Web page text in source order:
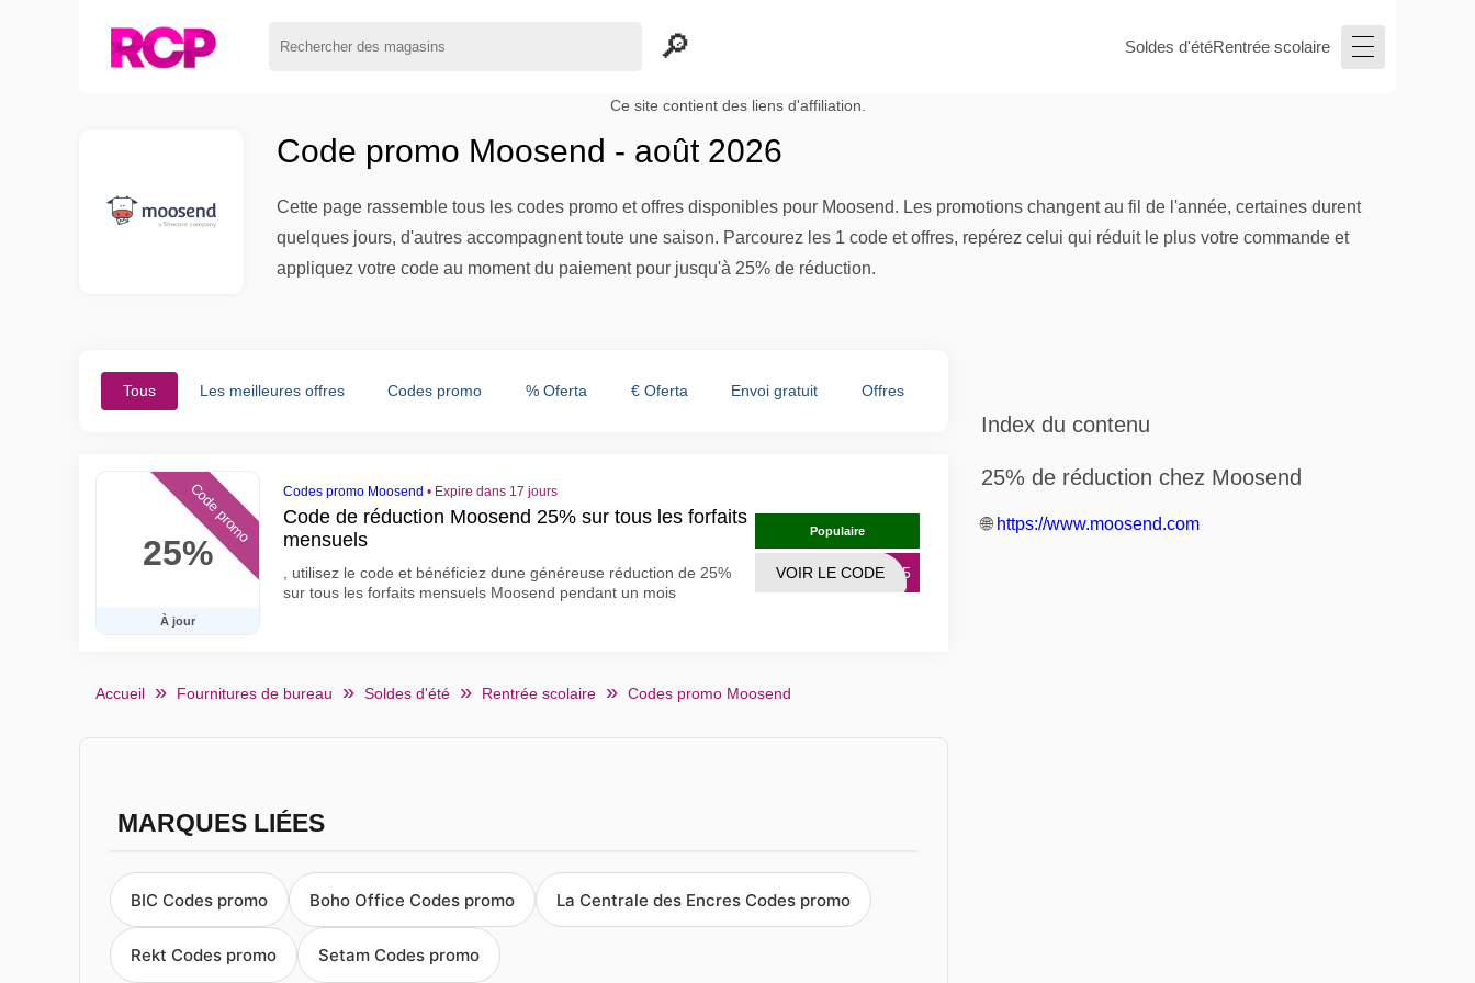
Soldes d'étéRentrée scolaire
Ce site contient des liens d'affiliation.
Code promo Moosend - août 2026
Cette page rassemble tous les codes promo et offres disponibles pour Moosend. Les promotions changent au fil de l'année, certaines durent
quelques jours, d'autres accompagnent toute une saison. Parcourez les 1 code et offres, repérez celui qui réduit le plus votre commande et
appliquez votre code au moment du paiement pour jusqu'à 25% de réduction.
Tous Les meilleures offres Codes promo % Oferta € Oferta Envoi gratuit Offres
25%
À jour
Code promo Codes promo Moosend • Expire dans 17 jours
Code de réduction Moosend 25% sur tous les forfaits
mensuels
, utilisez le code et bénéficiez dune généreuse réduction de 25%
sur tous les forfaits mensuels Moosend pendant un mois
Populaire
OO25
VOIR LE CODE
Accueil Fournitures de bureau Soldes d'été Rentrée scolaire Codes promo Moosend
MARQUES LIÉES
BIC Codes promo Boho Office Codes promo La Centrale des Encres Codes promo
Rekt Codes promo Setam Codes promo
Index du contenu
25% de réduction chez Moosend
🌐 https://www.moosend.com